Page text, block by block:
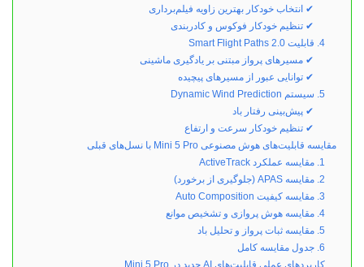
✔ انتخاب خودکار بهترین زاویه فیلم‌برداری
✔ تنظیم خودکار فوکوس و کادربندی
4. قابلیت Smart Flight Paths 2.0
✔ مسیرهای پرواز مبتنی بر یادگیری ماشینی
✔ توانایی عبور از مسیرهای پیچیده
5. سیستم Dynamic Wind Prediction
✔ پیش‌بینی رفتار باد
✔ تنظیم خودکار سرعت و ارتفاع
مقایسه قابلیت‌های هوش مصنوعی Mini 5 Pro با نسل‌های قبلی
1. مقایسه عملکرد ActiveTrack
2. مقایسه APAS (جلوگیری از برخورد)
3. مقایسه کیفیت Auto Composition
4. مقایسه هوش پروازی و تشخیص موانع
5. مقایسه ثبات پرواز و تحلیل باد
6. جدول مقایسه کامل
کاربردهای عملی قابلیت‌های AI جدید در Mini 5 Pro